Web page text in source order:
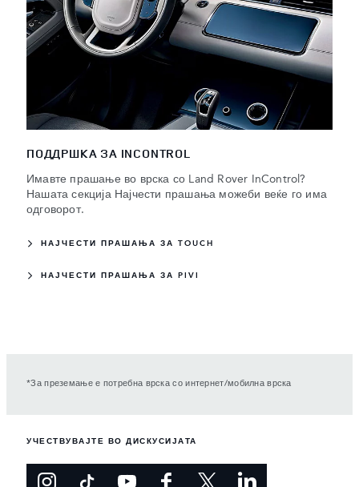
ПОДДРШКА ЗА INCONTROL
Имавте прашање во врска со Land Rover InControl?
Нашата секција Најчести прашања можеби веќе го има
одговорот.
НАЈЧЕСТИ ПРАШАЊА ЗА TOUCH
НАЈЧЕСТИ ПРАШАЊА ЗА PIVI
*За преземање е потребна врска со интернет/мобилна врска
УЧЕСТВУВАЈТЕ ВО ДИСКУСИЈАТА